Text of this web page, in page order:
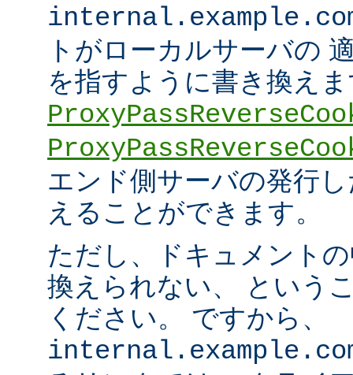
トがローカルサーバの
を指すように書き換え
エンド側サーバの発行
えることができます。
ただし、ドキュメント
換えられない、 という
ください。 ですから、